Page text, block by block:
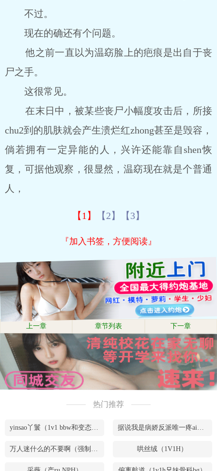
不过。
现在的确还有个问题。
他之前一直以为温窈脸上的疤痕是出自于丧
尸之手。
这很常见。
在末日中，被某些丧尸小幅度攻击后，所接
chu2到的肌肤就会产生溃烂红zhong甚至是毁容，
倘若拥有一定异能的人，兴许还能靠自shen恢
复，可据他观察，很显然，温窈现在就是个普通
人，
【1】 【2】 【3】
『加入书签，方便阅读』
上一章 章节列表 下一章
热门推荐
yinsao丫鬟（1v1 bbw和变态腹黑男） 据说我是病娇反派唯一疼ai的妹妹（兄妹骨）
万人迷什么的不要啊（强制NPH） 哄丝绒（1V1H）